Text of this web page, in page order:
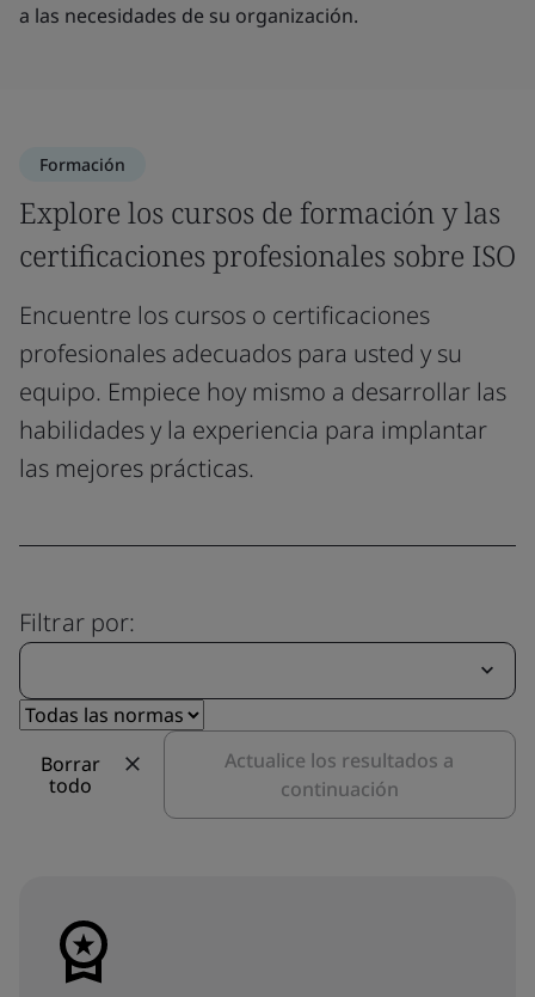
a las necesidades de su organización.
Formación
Explore los cursos de formación y las
certificaciones profesionales sobre ISO
Encuentre los cursos o certificaciones
profesionales adecuados para usted y su
equipo. Empiece hoy mismo a desarrollar las
habilidades y la experiencia para implantar
las mejores prácticas.
Filtrar por:
Borrar
todo
Actualice los resultados a
continuación